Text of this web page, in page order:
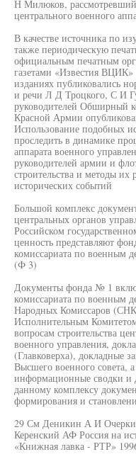
Н Милюков,
центрального военного
В качестве источника по
также периодическую
официальным печатным
газетами «Известия
изданиях публиковались
и речи Л Д Троцкого, С И
руководителей Обширный
Красной Армии
Использование подобных
проследить в динамике
аппарата военного
руководителей армии и
строительства и методы
исторических событий
Большой комплекс
центральных органов
Российском
ценность представляют
комиссариата по военным
(Ф 3)
Документы фонда № 1
комиссариата по военным
Народных Комиссаров
Исполнительным
вопросам строительства
военного управления,
(Главковерха), докладные
Высшего военного совета,
информационные сводки и
данному комплексу
формирования и
29 См Деникин А И Очерки
Керенский АФ Россия на
«Книжная лавка - РТР»